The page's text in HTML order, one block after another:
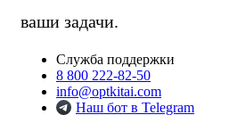
ваши задачи.
Служба поддержки
8 800 222-82-50
info@optkitai.com
Наш бот в Telegram